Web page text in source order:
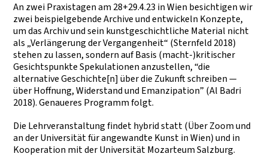
An zwei Praxistagen am 28+29.4.23 in Wien besichtigen wir
zwei beispielgebende Archive und entwickeln Konzepte,
um das Archiv und sein kunstgeschichtliche Material nicht
als „Verlängerung der Vergangenheit“ (Sternfeld 2018)
stehen zu lassen, sondern auf Basis (macht-)kritischer
Gesichtspunkte Spekulationen anzustellen, “die
alternative Geschichte[n] über die Zukunft schreiben —
über Hoffnung, Widerstand und Emanzipation” (Al Badri
2018). Genaueres Programm folgt.
Die Lehrveranstaltung findet hybrid statt (Über Zoom und
an der Universität für angewandte Kunst in Wien) und in
Kooperation mit der Universität Mozarteum Salzburg.